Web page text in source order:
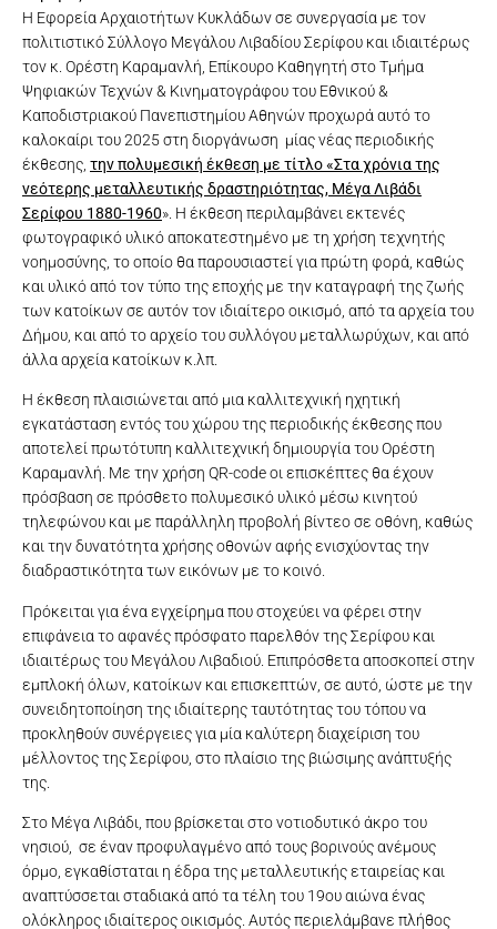
Η Εφορεία Αρχαιοτήτων Κυκλάδων σε συνεργασία με τον
πολιτιστικό Σύλλογο Μεγάλου Λιβαδίου Σερίφου και ιδιαιτέρως
τον κ. Ορέστη Καραμανλή, Επίκουρο Καθηγητή στο Τμήμα
Ψηφιακών Τεχνών & Κινηματογράφου του Εθνικού &
Καποδιστριακού Πανεπιστημίου Αθηνών προχωρά αυτό το
καλοκαίρι του 2025 στη διοργάνωση μίας νέας περιοδικής
έκθεσης, τηνπολυμεσική έκθεση με τίτλο «Στα χρόνια της
νεότερης μεταλλευτικής δραστηριότητας, Μέγα Λιβάδι
Σερίφου 1880-1960». Η έκθεση περιλαμβάνει εκτενές
φωτογραφικό υλικό αποκατεστημένο με τη χρήση τεχνητής
νοημοσύνης, το οποίο θα παρουσιαστεί για πρώτη φορά, καθώς
και υλικό από τον τύπο της εποχής με την καταγραφή της ζωής
των κατοίκων σε αυτόν τον ιδιαίτερο οικισμό, από τα αρχεία του
Δήμου, και από το αρχείο του συλλόγου μεταλλωρύχων, και από
άλλα αρχεία κατοίκων κ.λπ.
Η έκθεση πλαισιώνεται από μια καλλιτεχνική ηχητική
εγκατάσταση εντός του χώρου της περιοδικής έκθεσης που
αποτελεί πρωτότυπη καλλιτεχνική δημιουργία του Ορέστη
Καραμανλή. Με την χρήση QR-code οι επισκέπτες θα έχουν
πρόσβαση σε πρόσθετο πολυμεσικό υλικό μέσω κινητού
τηλεφώνου και με παράλληλη προβολή βίντεο σε οθόνη, καθώς
και την δυνατότητα χρήσης οθονών αφής ενισχύοντας την
διαδραστικότητα των εικόνων με το κοινό.
Πρόκειται για ένα εγχείρημα που στοχεύει να φέρει στην
επιφάνεια το αφανές πρόσφατο παρελθόν της Σερίφου και
ιδιαιτέρως του Μεγάλου Λιβαδιού. Επιπρόσθετα αποσκοπεί στην
εμπλοκή όλων, κατοίκων και επισκεπτών, σε αυτό, ώστε με την
συνειδητοποίηση της ιδιαίτερης ταυτότητας του τόπου να
προκληθούν συνέργειες για μία καλύτερη διαχείριση του
μέλλοντος της Σερίφου, στο πλαίσιο της βιώσιμης ανάπτυξής
της.
Στο Μέγα Λιβάδι, που βρίσκεται στο νοτιοδυτικό άκρο του
νησιού, σε έναν προφυλαγμένο από τους βορινούς ανέμους
όρμο, εγκαθίσταται η έδρα της μεταλλευτικής εταιρείας και
αναπτύσσεται σταδιακά από τα τέλη του 19ου αιώνα ένας
ολόκληρος ιδιαίτερος οικισμός. Αυτός περιελάμβανε πλήθος